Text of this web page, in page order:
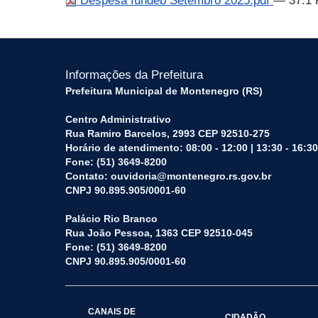
Informações da Prefeitura
Prefeitura Municipal de Montenegro (RS)
Centro Administrativo
Rua Ramiro Barcelos, 2993 CEP 92510-275
Horário de atendimento: 08:00 - 12:00 | 13:30 - 16:30
Fone: (51) 3649-8200
Contato: ouvidoria@montenegro.rs.gov.br
CNPJ 90.895.905/0001-60
Palácio Rio Branco
Rua João Pessoa, 1363 CEP 92510-045
Fone: (51) 3649-8200
CNPJ 90.895.905/0001-60
CANAIS DE